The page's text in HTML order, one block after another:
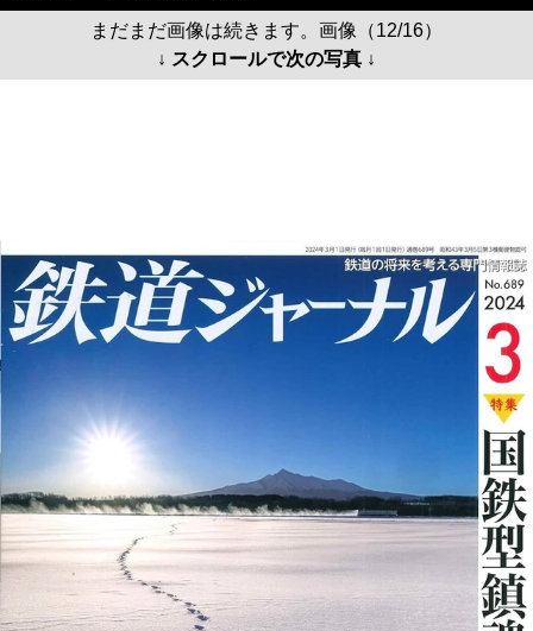
まだまだ画像は続きます。画像（12/16）
↓ スクロールで次の写真 ↓